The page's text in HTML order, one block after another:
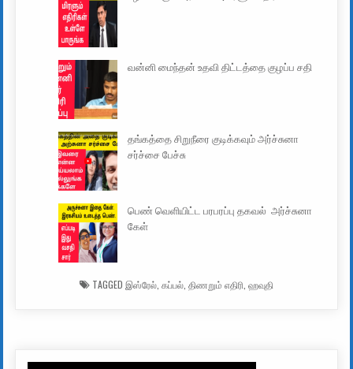
வன்னி மைந்தன் உதவி திட்டத்தை குழப்ப சதி
தங்கத்தை சிறுநீரை குடிக்கவும் அர்ச்சுனா
சர்ச்சை பேச்சு
பெண் வெளியிட்ட பரபரப்பு தகவல் அர்ச்சுனா
கேள்
TAGGED இஸ்ரேல் கப்பல் திணறும் எதிரி ஹவுதி